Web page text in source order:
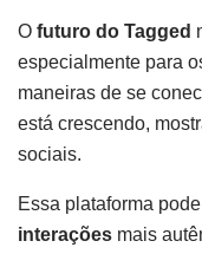
O futuro do Tagged
especialmente para
maneiras de se
está crescendo,
sociais.
Essa plataforma
interações mais